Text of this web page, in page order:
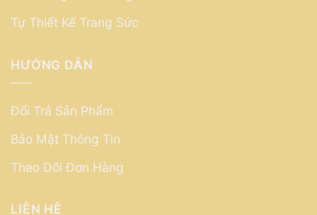
Tự Thiết Kế Trang Sức
HƯỚNG DẪN
Đổi Trả Sản Phẩm
Bảo Mật Thông Tin
Theo Dõi Đơn Hàng
LIÊN HỆ